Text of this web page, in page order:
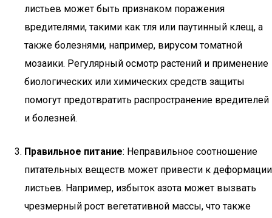
листьев может быть признаком поражения
вредителями, такими как тля или паутинный клещ, а
также болезнями, например, вирусом томатной
мозаики. Регулярный осмотр растений и применение
биологических или химических средств защиты
помогут предотвратить распространение вредителей
и болезней.
Правильное питание: Неправильное соотношение
питательных веществ может привести к деформации
листьев. Например, избыток азота может вызвать
чрезмерный рост вегетативной массы, что также